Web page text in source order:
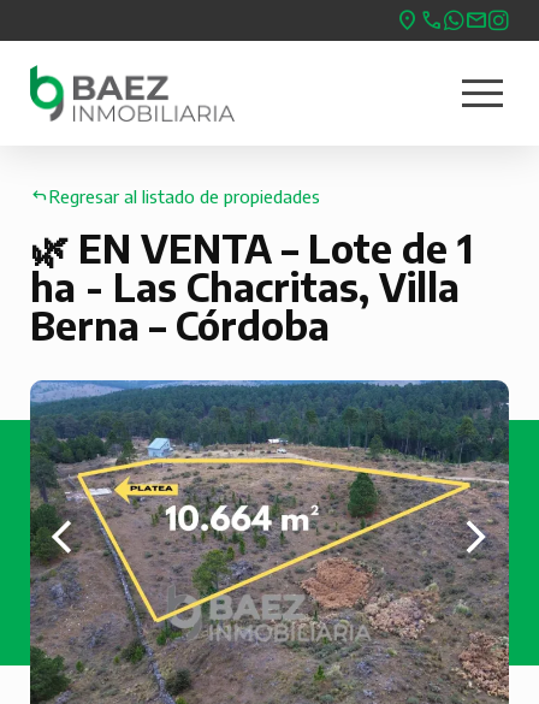
al
contenido
principal
menu
Regresar al listado de propiedades
🌿 EN VENTA – Lote de 1
ha - Las Chacritas, Villa
Berna – Córdoba